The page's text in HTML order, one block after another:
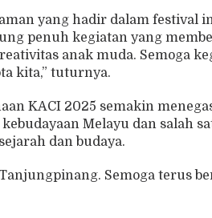
yang hadir dalam festival
penuh kegiatan yang
anak muda. Semoga
kita,” tuturnya.
KACI 2025 semakin
Melayu dan salah
dan budaya.
Semoga terus